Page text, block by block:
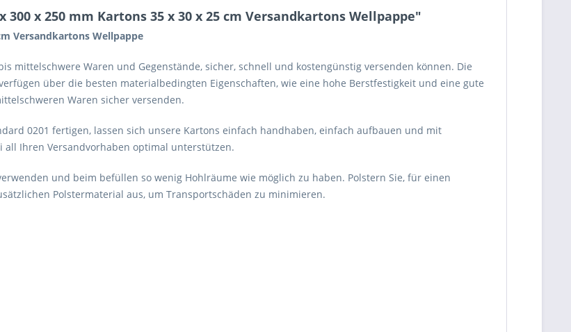
x 250 mm Kartons 35 x 30 x 25 cm Versandkartons Wellpappe"
Versandkartons Wellpappe
mittelschwere Waren und Gegenstände, sicher, schnell und kostengünstig versenden können. Die
über die besten materialbedingten Eigenschaften, wie eine hohe Berstfestigkeit und eine gute
Waren sicher versenden.
0201 fertigen, lassen sich unsere Kartons einfach handhaben, einfach aufbauen und mit
all Ihren Versandvorhaben optimal unterstützen.
und beim befüllen so wenig Hohlräume wie möglich zu haben. Polstern Sie, für einen
Polstermaterial aus, um Transportschäden zu minimieren.